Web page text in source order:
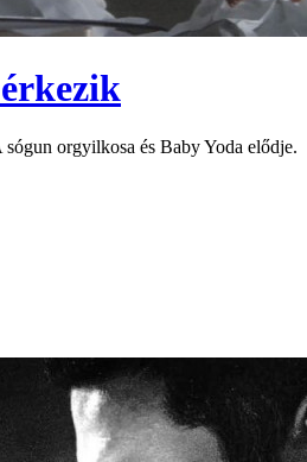
orgyilkosa és Baby Yoda elődje.